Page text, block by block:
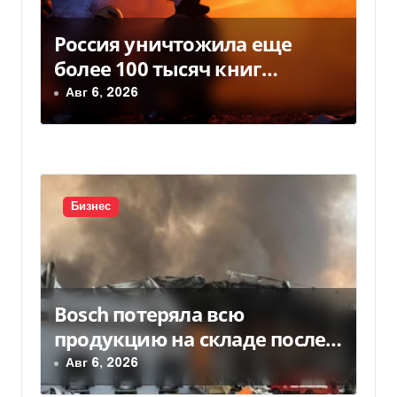
м
Россия уничтожила еще
более 100 тысяч книг
BookChef: что произошло
Авг 6, 2026
Бизнес
Bosch потеряла всю
продукцию на складе после
российской атаки
Авг 6, 2026